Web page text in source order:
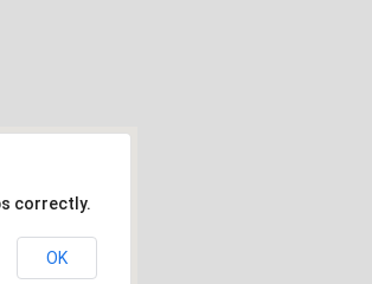
correctly.
OK